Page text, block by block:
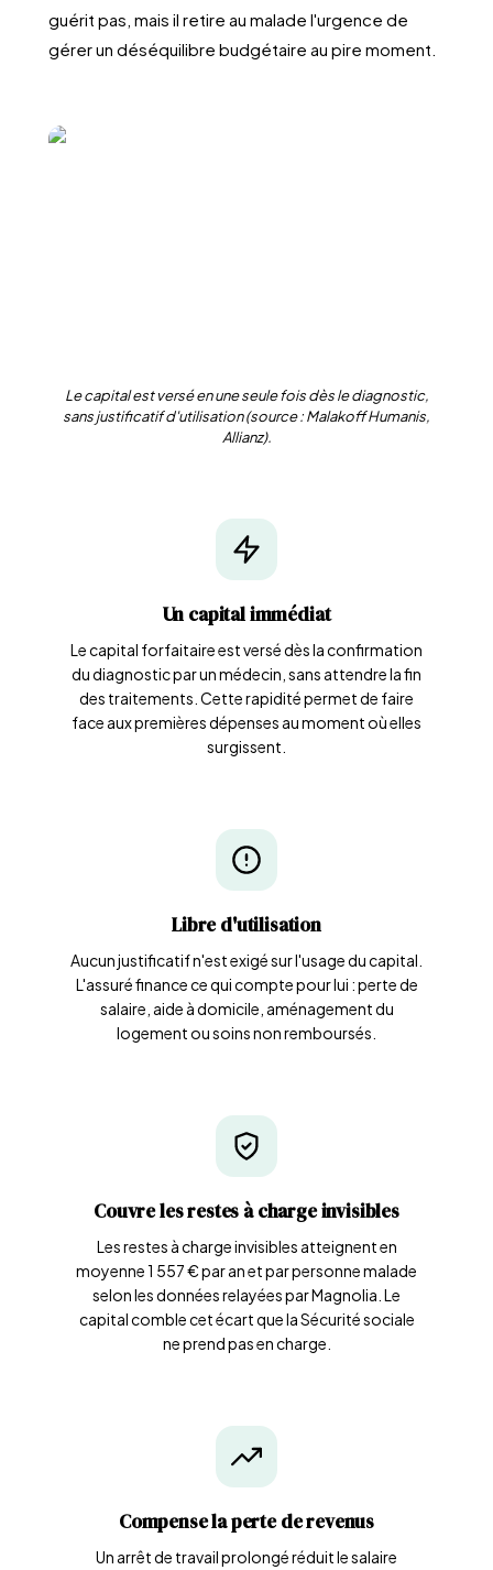
guérit pas, mais il retire au malade l'urgence de
gérer un déséquilibre budgétaire au pire moment.
Le capital est versé en une seule fois dès le diagnostic,
sans justificatif d'utilisation (source : Malakoff Humanis,
Allianz).
Un capital immédiat
Le capital forfaitaire est versé dès la confirmation
du diagnostic par un médecin, sans attendre la fin
des traitements. Cette rapidité permet de faire
face aux premières dépenses au moment où elles
surgissent.
Libre d'utilisation
Aucun justificatif n'est exigé sur l'usage du capital.
L'assuré finance ce qui compte pour lui : perte de
salaire, aide à domicile, aménagement du
logement ou soins non remboursés.
Couvre les restes à charge invisibles
Les restes à charge invisibles atteignent en
moyenne 1 557 € par an et par personne malade
selon les données relayées par Magnolia. Le
capital comble cet écart que la Sécurité sociale
ne prend pas en charge.
Compense la perte de revenus
Un arrêt de travail prolongé réduit le salaire